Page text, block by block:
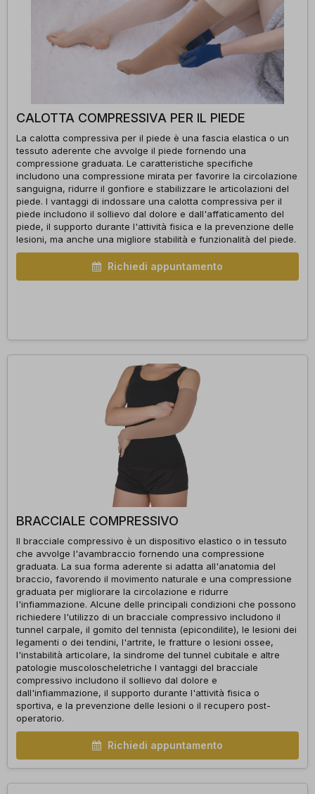
CALOTTA COMPRESSIVA PER IL PIEDE
La calotta compressiva per il piede è una fascia elastica o un
tessuto aderente che avvolge il piede fornendo una
compressione graduata. Le caratteristiche specifiche
includono una compressione mirata per favorire la circolazione
sanguigna, ridurre il gonfiore e stabilizzare le articolazioni del
piede. I vantaggi di indossare una calotta compressiva per il
piede includono il sollievo dal dolore e dall'affaticamento del
piede, il supporto durante l'attività fisica e la prevenzione delle
lesioni, ma anche una migliore stabilità e funzionalità del piede.
Richiedi appuntamento
BRACCIALE COMPRESSIVO
Il bracciale compressivo è un dispositivo elastico o in tessuto
che avvolge l'avambraccio fornendo una compressione
graduata. La sua forma aderente si adatta all'anatomia del
braccio, favorendo il movimento naturale e una compressione
graduata per migliorare la circolazione e ridurre
l'infiammazione. Alcune delle principali condizioni che possono
richiedere l'utilizzo di un bracciale compressivo includono il
tunnel carpale, il gomito del tennista (epicondilite), le lesioni dei
legamenti o dei tendini, l'artrite, le fratture o lesioni ossee,
l'instabilità articolare, la sindrome del tunnel cubitale e altre
patologie muscoloscheletriche I vantaggi del bracciale
compressivo includono il sollievo dal dolore e
dall'infiammazione, il supporto durante l'attività fisica o
sportiva, e la prevenzione delle lesioni o il recupero post-
operatorio.
Richiedi appuntamento